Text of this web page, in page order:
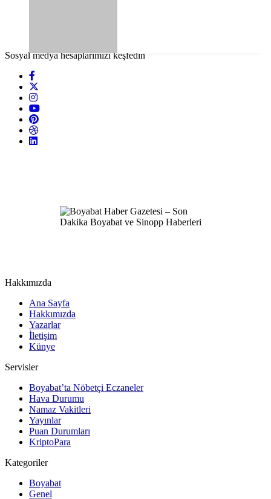
Sosyal medya hesaplarımızı keşfedin
Hakkımızda
Ana Sayfa
Hakkımızda
Yazarlar
İletişim
Künye
Servisler
Boyabat’ta Nöbetçi Eczaneler
Hava Durumu
Namaz Vakitleri
Yayınlar
Puan Durumları
KriptoPara
Kategoriler
Boyabat
Genel